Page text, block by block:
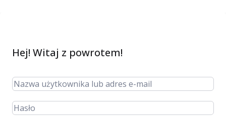
Hej! Witaj z powrotem!